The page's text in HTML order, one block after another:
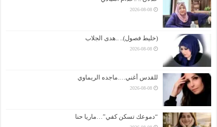
2026-08-08
(خليط فصول).. ..هدى الجلاب
2026-08-08
للقدس أغني….ماجده الريماوي
2026-08-08
“دموعك تسكن كفي”…ماريا حنا